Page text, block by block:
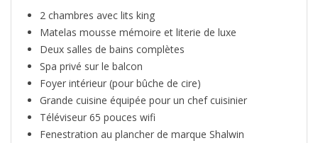
2 chambres avec lits king
Matelas mousse mémoire et literie de luxe
Deux salles de bains complètes
Spa privé sur le balcon
Foyer intérieur (pour bûche de cire)
Grande cuisine équipée pour un chef cuisinier
Téléviseur 65 pouces wifi
Fenestration au plancher de marque Shalwin